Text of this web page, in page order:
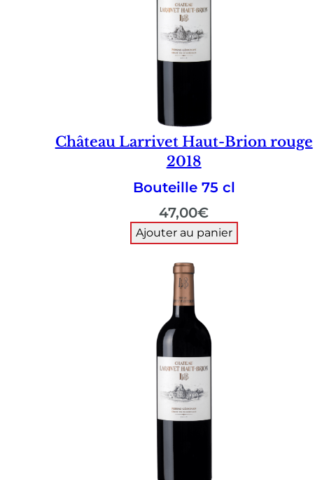
Château Larrivet Haut-Brion rouge
2018
Bouteille 75 cl
47,00€
Ajouter au panier